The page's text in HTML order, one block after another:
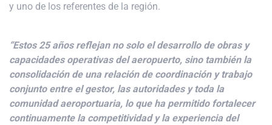
y uno de los referentes de la región.
“Estos 25 años reflejan no solo el desarrollo de obras y
capacidades operativas del aeropuerto, sino también la
consolidación de una relación de coordinación y trabajo
conjunto entre el gestor, las autoridades y toda la
comunidad aeroportuaria, lo que ha permitido fortalecer
continuamente la competitividad y la experiencia del